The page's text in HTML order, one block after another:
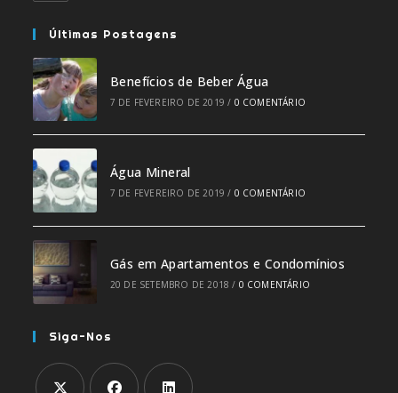
Últimas Postagens
Benefícios de Beber Água
7 DE FEVEREIRO DE 2019 / 0 COMENTÁRIO
Água Mineral
7 DE FEVEREIRO DE 2019 / 0 COMENTÁRIO
Gás em Apartamentos e Condomínios
20 DE SETEMBRO DE 2018 / 0 COMENTÁRIO
Siga-Nos